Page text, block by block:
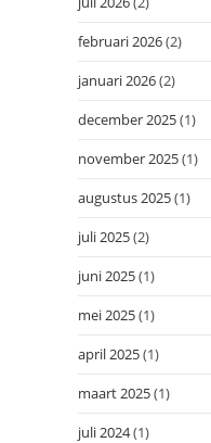
februari 2026(2)
januari 2026(2)
december 2025(1)
november 2025(1)
augustus 2025(1)
juli 2025(2)
juni 2025(1)
mei 2025(1)
april 2025(1)
maart 2025(1)
juli 2024(1)